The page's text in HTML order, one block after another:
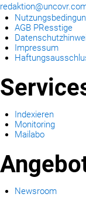
AGB PResstige
Impressum
Indexieren
Monitoring
Mailabo
Newsroom